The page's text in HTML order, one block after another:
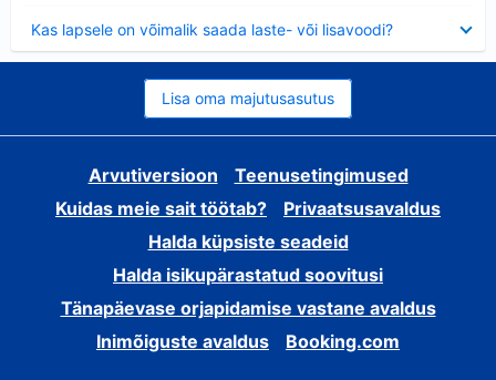
Kas lapsele on võimalik saada laste- või lisavoodi?
Lisa oma majutusasutus
Arvutiversioon
Teenusetingimused
Kuidas meie sait töötab?
Privaatsusavaldus
Halda küpsiste seadeid
Halda isikupärastatud soovitusi
Tänapäevase orjapidamise vastane avaldus
Inimõiguste avaldus
Booking.com